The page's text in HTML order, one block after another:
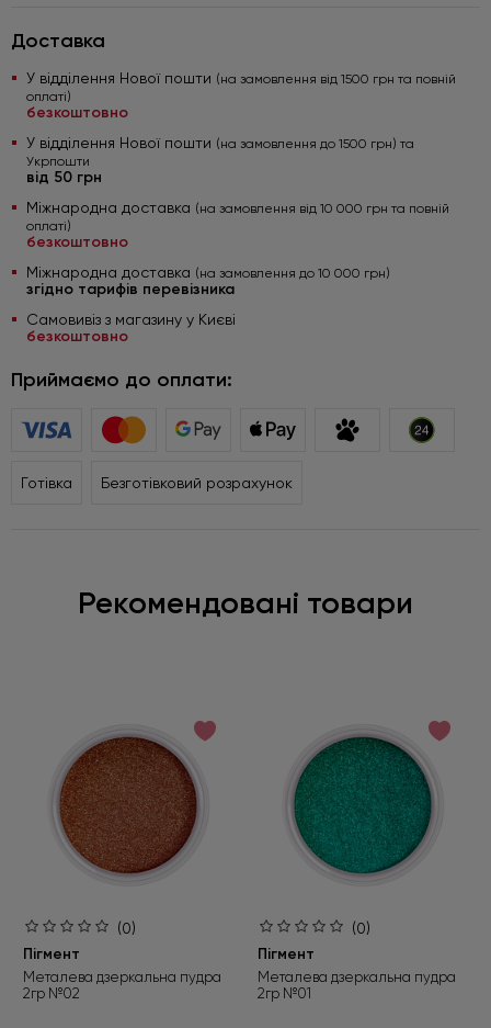
Доставка
У відділення Нової пошти (на замовлення від 1500 грн та повній
оплаті)
безкоштовно
У відділення Нової пошти (на замовлення до 1500 грн) та
Укрпошти
від 50 грн
Міжнародна доставка (на замовлення від 10 000 грн та повній
оплаті)
безкоштовно
Міжнародна доставка (на замовлення до 10 000 грн)
згідно тарифів перевізника
Самовивіз з магазину у Києві
безкоштовно
Приймаємо до оплати:
Готівка Безготівковий розрахунок
Рекомендовані товари
(0)
Пігмент
Металева дзеркальна пудра
2гр №02
(0)
Пігмент
Металева дзеркальна пудра
2гр №01